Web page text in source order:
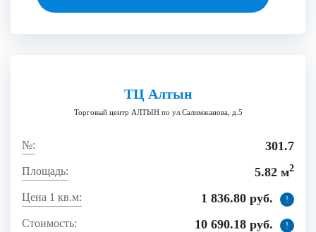
ТЦ Алтын
Торговый центр АЛТЫН по ул.Салимжанова, д.5
301.7
5.82 м2
1 836.80 руб. !
10 690.18 руб. !